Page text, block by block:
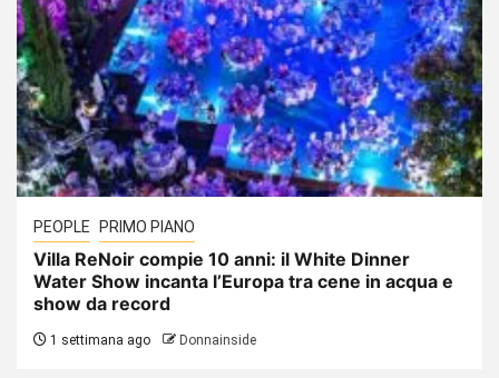
PEOPLE PRIMO PIANO
Villa ReNoir compie 10 anni: il White Dinner
Water Show incanta l’Europa tra cene in acqua e
show da record
1 settimana ago Donnainside